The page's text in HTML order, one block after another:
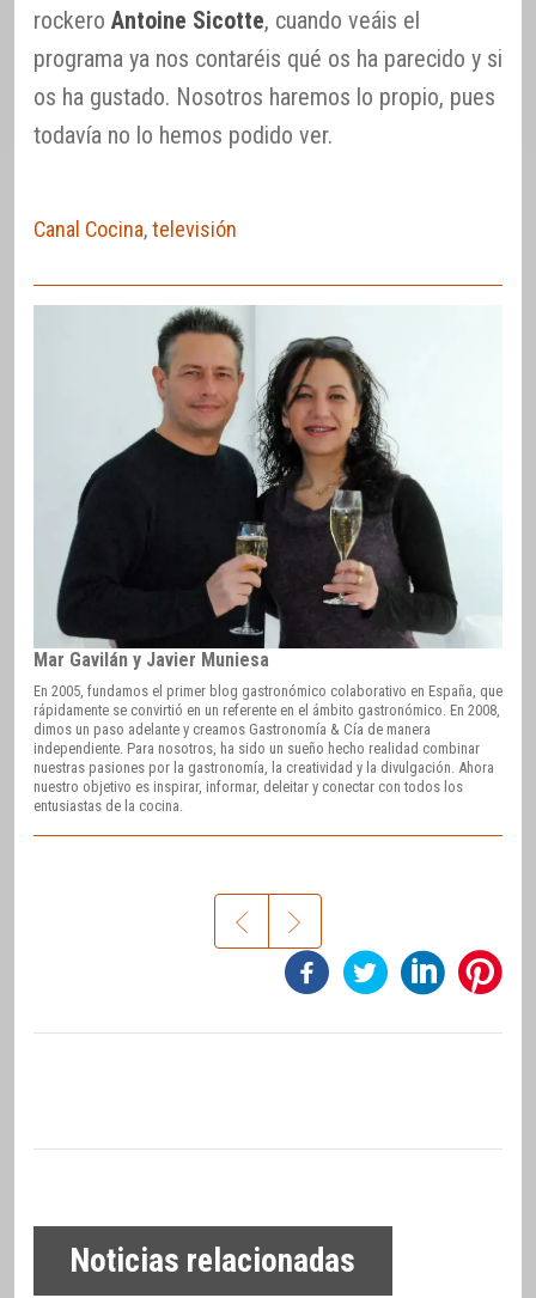
rockero Antoine Sicotte, cuando veáis el
programa ya nos contaréis qué os ha parecido y si
os ha gustado. Nosotros haremos lo propio, pues
todavía no lo hemos podido ver.
Canal Cocina,televisión
Mar Gavilán y Javier Muniesa
En 2005, fundamos el primer blog gastronómico colaborativo en España, que
rápidamente se convirtió en un referente en el ámbito gastronómico. En 2008,
dimos un paso adelante y creamos Gastronomía & Cía de manera
independiente. Para nosotros, ha sido un sueño hecho realidad combinar
nuestras pasiones por la gastronomía, la creatividad y la divulgación. Ahora
nuestro objetivo es inspirar, informar, deleitar y conectar con todos los
entusiastas de la cocina.
Noticias relacionadas